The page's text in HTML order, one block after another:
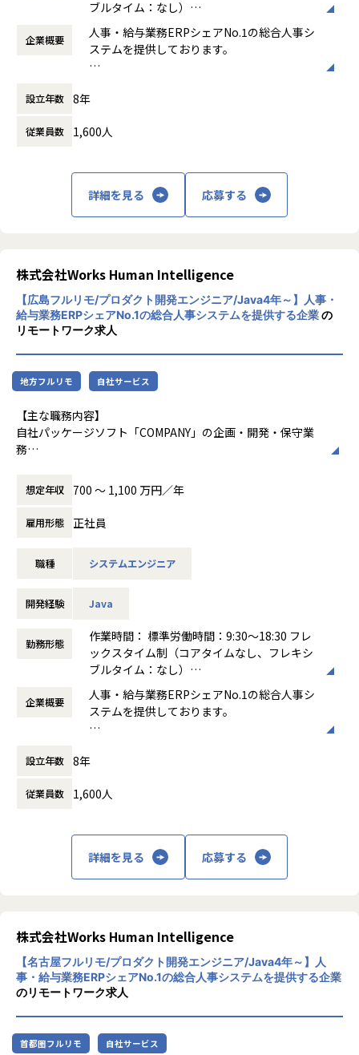
ルを繰り返します。
・サービス要件の定義、カタログレビュー実施
・UIUXデザイン（UIUXチームとの連携）、UIUXレビュー実
・テストケース作成、シナリオレビュー実施
・テストケース打鍵
・リリースノート作成
・コンサル/サポートセンターからの問い合わせ対応
・チームメンバーのマネジメント業務（スクラム、1on1、
・大規模な開発力
・BtoB、ERPの知識
・幅広い人事領域の業務知識
・カタログ設計（課題分析、仕様コード）
・コーディング
・テスト設計と相互打鍵
・お客様向けドキュメントの作成（機能リファレス、開発内
容説明書）
・不具合修正マイルストーンの計画、立案
・新規案件マイルストーンの計画、立・メンターとしての後
輩指導
・マネージャとしての組織目標立案
【入社後フォロー】
の保守開発の経験を通じて、
裁量の大きい仕事をお任せします。
・製品マニュアルや業務wiki、20年以上のノウハウが詰まっ
たサポートサイト等もございます。
【配属組織】2023年3月現在
製品開発部門 587名
└各製品/開発領域で組織が分かれ、それぞれ数⼗名程度在籍
・中途社員⽐率は2～3割程度
平均年齢 33歳（マネジャークラス平均38歳）
入社後は本職種に従事いただきます。
その後、ご本人の適性等により当社業務全般に変更の可能性
があります。
ブルタイム：なし）
働き方： フルフレックス制
時間外労働の有無： 有（月平均30時間）
休憩時間： 60分
企業概要
人事・給与業務ERPシェアNo.1の総合人事シ
ステムを提供しております。
が生まれ、活況を呈しています。1996年に誕
と社員の知恵により成長を続け、様々な社会
の活用により「COMPANY」を進化させるこ
とで、お客様から信頼される企業となり、HR
テック業界を牽引するリーディングカンパニ
設立年数 8年
従業員数 1,600人
詳細を見る 応募する
株式会社Works Human Intelligence
【広島フルリモ/プロダクト開発エンジニア/Java4年～】人事・
給与業務ERPシェアNo.1の総合人事システムを提供する企業の
リモートワーク求人
地方フルリモ 自社サービス
【主な職務内容】
自社パッケージソフト「COMPANY」の企画・開発・保守業
務
・新規サービス（マイクロサービス）の企画開発
・既存プロダクトの機能強化/改善案件
・当社コンサルタント/サポートセンターからの製品に起因す
る問題の調査・解決支援
ご希望や適性に応じて、人事・給与・勤怠・ID管理・タレン
いずれかの開発チームに所属していただきます。
【具体的な業務内容】
4～5名程度のチームで、1ヶ月単位で設計～テストのサイク
ルを繰り返します。
・サービス要件の定義、カタログレビュー実施
・UIUXデザイン（UIUXチームとの連携）、UIUXレビュー実
・テストケース作成、シナリオレビュー実施
・テストケース打鍵
・リリースノート作成
・コンサル/サポートセンターからの問い合わせ対応
・チームメンバーのマネジメント業務（スクラム、1on1、
・大規模な開発力
・BtoB、ERPの知識
・幅広い人事領域の業務知識
・カタログ設計（課題分析、仕様コード）
・コーディング
・テスト設計と相互打鍵
想定年収 700 〜 1,100 万円／年
雇用形態 正社員
職種 システムエンジニア
開発経験 Java
勤務形態
作業時間： 標準労働時間：9:30～18:30 フレ
ックスタイム制（コアタイムなし、フレキシ
ブルタイム：なし）
働き方： フルフレックス制
時間外労働の有無： 有（月平均30時間）
休憩時間： 60分
企業概要
人事・給与業務ERPシェアNo.1の総合人事シ
ステムを提供しております。
が生まれ、活況を呈しています。1996年に誕
と社員の知恵により成長を続け、様々な社会
の活用により「COMPANY」を進化させるこ
とで、お客様から信頼される企業となり、HR
テック業界を牽引するリーディングカンパニ
設立年数 8年
従業員数 1,600人
詳細を見る 応募する
株式会社Works Human Intelligence
【名古屋フルリモ/プロダクト開発エンジニア/Java4年～】人
事・給与業務ERPシェアNo.1の総合人事システムを提供する企業
のリモートワーク求人
首都圏フルリモ 自社サービス